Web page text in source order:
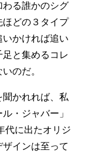
わる誰かのシグ
ほどの３タイプ
かければ追い
と集めるコレ
のだ。
かれれば、私
・ジャバー」
代に出たオリジ
インは至って